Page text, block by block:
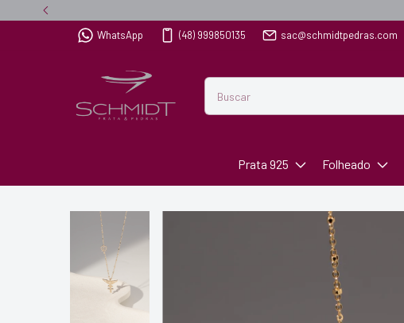
WhatsApp (48) 999850135 sac@schmidtpedras.com
Prata 925 Folheado